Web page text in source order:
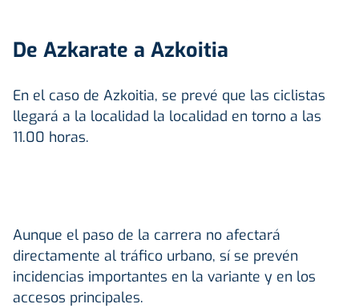
De Azkarate a Azkoitia
En el caso de Azkoitia, se prevé que las ciclistas
llegará a la localidad la localidad en torno a las
11.00 horas.
Aunque el paso de la carrera no afectará
directamente al tráfico urbano, sí se prevén
incidencias importantes en la variante y en los
accesos principales.